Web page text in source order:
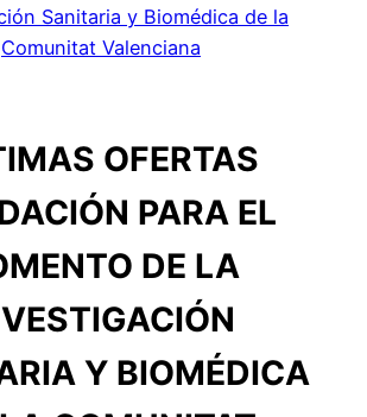
Sanitaria y Biomédica de la
Comunitat Valenciana
OFERTAS
PARA EL
DE LA
Y BIOMÉDICA